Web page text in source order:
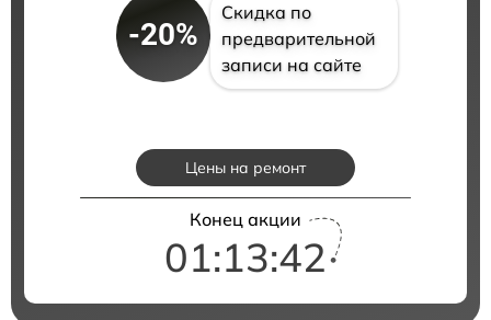
-20%
Скидка по
предварительной
записи на сайте
Цены на ремонт
Конец акции
01:13:41